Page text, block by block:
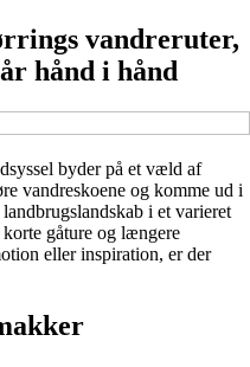
vandreruter,
hånd i hånd
byder på et væld af
vandreskoene og komme ud i
i et varieret
gåture og længere
eller inspiration, er der